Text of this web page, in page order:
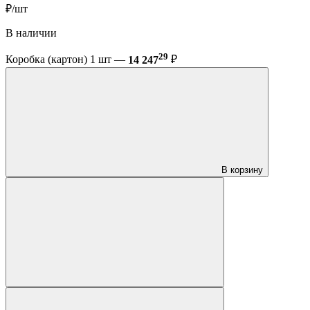
₽/шт
В наличии
Коробка (картон) 1 шт — 14 24729 ₽
В корзину